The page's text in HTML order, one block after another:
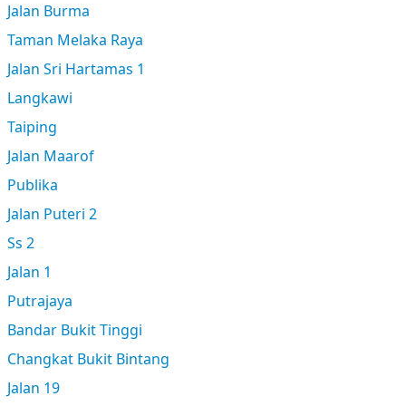
Jalan Burma
Taman Melaka Raya
Jalan Sri Hartamas 1
Langkawi
Taiping
Jalan Maarof
Publika
Jalan Puteri 2
Ss 2
Jalan 1
Putrajaya
Bandar Bukit Tinggi
Changkat Bukit Bintang
Jalan 19